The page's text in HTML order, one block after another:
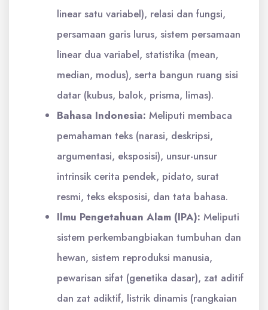
linear satu variabel), relasi dan fungsi,
persamaan garis lurus, sistem persamaan
linear dua variabel, statistika (mean,
median, modus), serta bangun ruang sisi
datar (kubus, balok, prisma, limas).
Bahasa Indonesia: Meliputi membaca
pemahaman teks (narasi, deskripsi,
argumentasi, eksposisi), unsur-unsur
intrinsik cerita pendek, pidato, surat
resmi, teks eksposisi, dan tata bahasa.
Ilmu Pengetahuan Alam (IPA): Meliputi
sistem perkembangbiakan tumbuhan dan
hewan, sistem reproduksi manusia,
pewarisan sifat (genetika dasar), zat aditif
dan zat adiktif, listrik dinamis (rangkaian